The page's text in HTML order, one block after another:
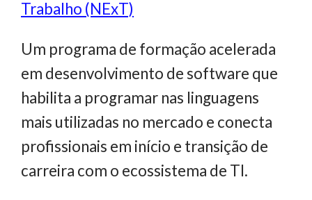
Trabalho (NExT)
Um programa de formação acelerada
em desenvolvimento de software que
habilita a programar nas linguagens
mais utilizadas no mercado e conecta
profissionais em início e transição de
carreira com o ecossistema de TI.